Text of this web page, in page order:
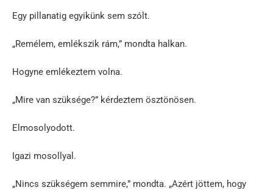
Egy pillanatig egyikünk sem szólt.
„Remélem, emlékszik rám,” mondta halkan.
Hogyne emlékeztem volna.
„Mire van szüksége?” kérdeztem ösztönösen.
Elmosolyodott.
Igazi mosollyal.
„Nincs szükségem semmire,” mondta. „Azért jöttem, hogy